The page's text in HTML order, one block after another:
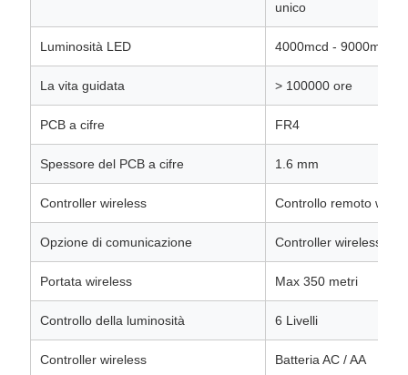
unico
Luminosità LED 4000mcd - 9000mcd
La vita guidata > 100000 ore
PCB a cifre FR4
Spessore del PCB a cifre 1.6 mm
Controller wireless Controllo remoto
Opzione di comunicazione Controller wireless
Portata wireless Max 350 metri
Controllo della luminosità 6 Livelli
Controller wireless Batteria AC / AA